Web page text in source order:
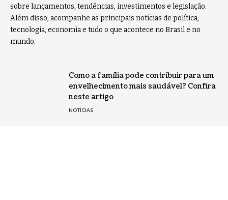
sobre lançamentos, tendências, investimentos e legislação.
Além disso, acompanhe as principais notícias de política,
tecnologia, economia e tudo o que acontece no Brasil e no
mundo.
Como a família pode contribuir para um
envelhecimento mais saudável? Confira
neste artigo
NOTÍCIAS